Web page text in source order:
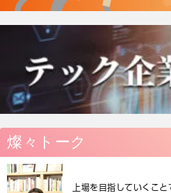
燦々トーク
上場を目指していくこ